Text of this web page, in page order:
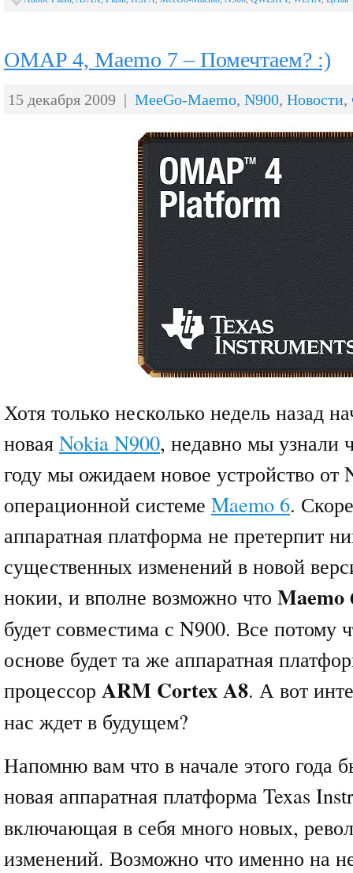
OMAP 4, Maemo 7 – Помечтаем? :)
15 декабря 2009 | MeeGo-Maemo, N900, Новости,
Хотя только несколько недель назад
новая Nokia N900, недавно мы узнали
году мы ожидаем новое устройство от
операционной системе Maemo 6.
аппаратная платформа не претерпит
существенных изменений в новой
нокии, и вполне возможно что Maemo
будет совместима с N900. Все потому
основе будет та же аппаратная
процессор ARM Cortex A8. А вот
нас ждет в будущем?
Напомню вам что в начале этого года
новая аппаратная платформа Texas
включающая в себя много новых,
изменений. Возможно что именно на